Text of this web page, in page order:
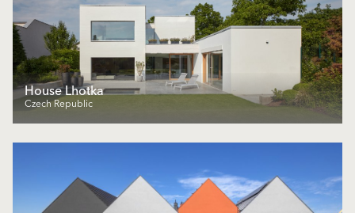
House Lhotka
Czech Republic